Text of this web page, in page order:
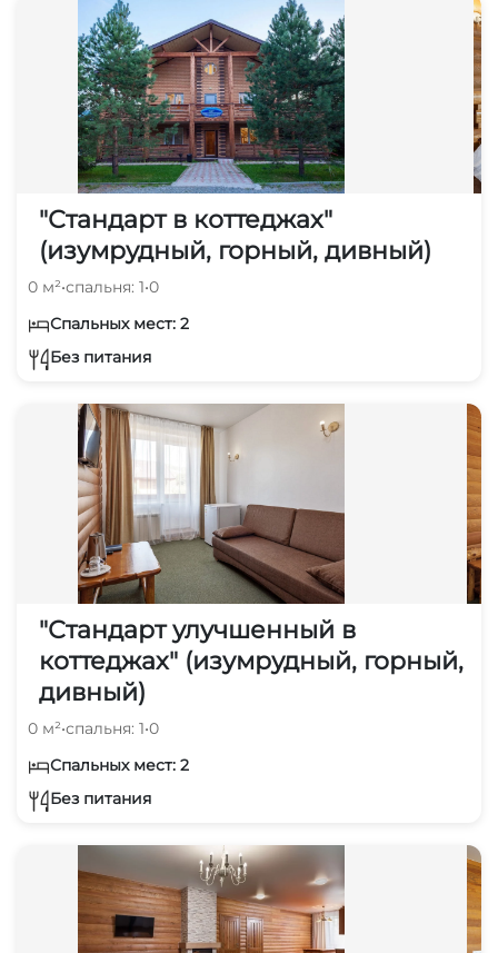
"Стандарт в коттеджах"
(изумрудный, горный, дивный)
0 м²•спальня: 1•0
Спальных мест: 2
Без питания
"Стандарт улучшенный в
коттеджах" (изумрудный, горный,
дивный)
0 м²•спальня: 1•0
Спальных мест: 2
Без питания